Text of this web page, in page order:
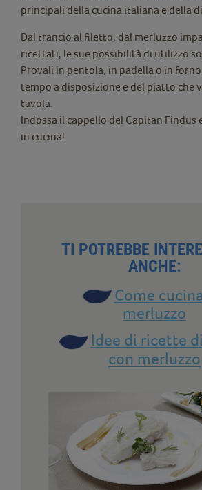
principali della cucina italiana e della
Dal trancio al filetto, dal merluzzo
ricettati, le sue possibilità di utilizzo
Provali in pentola, in padella o in
tempo a disposizione e del piatto che
tavola.
Indossa il cappello del Capitan
in cucina!
TI POTREBBE
ANCHE:
Come
merluzzo
Idee di ricette
con merluzzo